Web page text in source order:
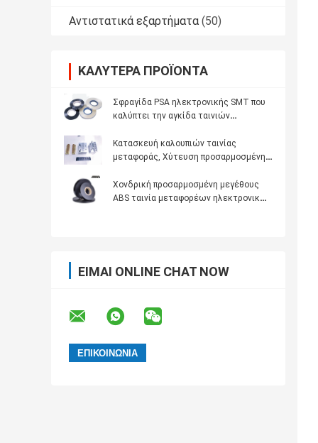
Αντιστατικά εξαρτήματα (50)
ΚΑΛΎΤΕΡΑ ΠΡΟΪΌΝΤΑ
Σφραγίδα PSA ηλεκτρονικής SMT που
καλύπτει την αγκίδα ταινιών
Κατασκευή καλουπιών ταινίας
μεταφοράς, Χύτευση προσαρμοσμένης
Χονδρική προσαρμοσμένη μεγέθους
ABS ταινία μεταφορέων ηλεκτρονικών
ΕΊΜΑΙ ONLINE CHAT NOW